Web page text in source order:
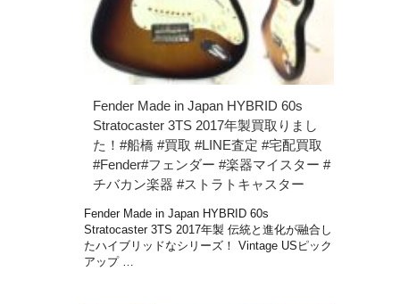
Fender Made in Japan HYBRID 60s
Stratocaster 3TS 2017年製買取りまし
た！#船橋 #買取 #LINE査定 #宅配買取
#Fender#フェンダー #楽器マイスター #
チバカン楽器 #ストラトキャスター
Fender Made in Japan HYBRID 60s
Stratocaster 3TS 2017年製 伝統と進化が融合し
たハイブリッドなシリーズ！ Vintage USピック
アップ …